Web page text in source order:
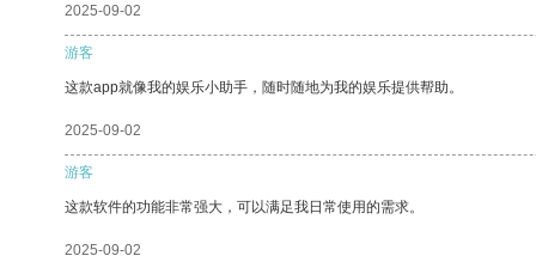
2025-09-02
游客
这款app就像我的娱乐小助手，随时随地为我的娱乐提供帮助。
2025-09-02
游客
这款软件的功能非常强大，可以满足我日常使用的需求。
2025-09-02